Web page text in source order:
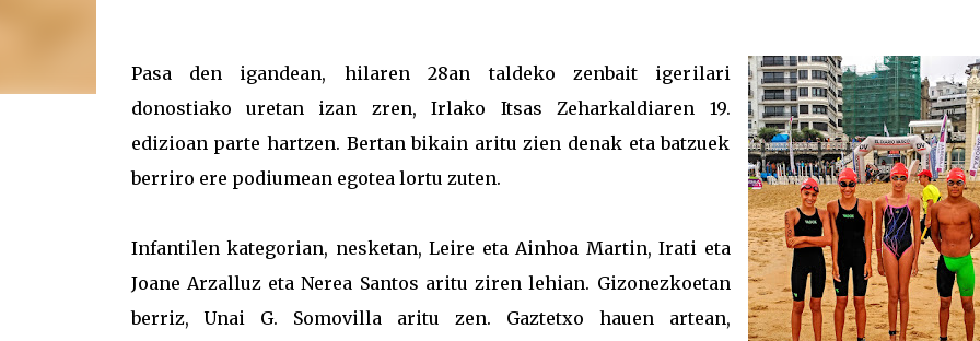
Pasa den igandean, hilaren 28an taldeko zenbait igerilari
donostiako uretan izan zren, Irlako Itsas Zeharkaldiaren 19.
edizioan parte hartzen. Bertan bikain aritu zien denak eta batzuek
berriro ere podiumean egotea lortu zuten.
Infantilen kategorian, nesketan, Leire eta Ainhoa Martin, Irati eta
Joane Arzalluz eta Nerea Santos aritu ziren lehian. Gizonezkoetan
berriz, Unai G. Somovilla aritu zen. Gaztetxo hauen artean,